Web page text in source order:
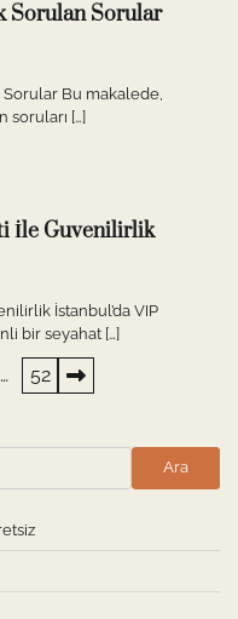
Sorulan Sorular
Sorular Bu makalede,
soruları […]
İle Guvenilirlik
İstanbul’da VIP
bir seyahat […]
… 52
Ara